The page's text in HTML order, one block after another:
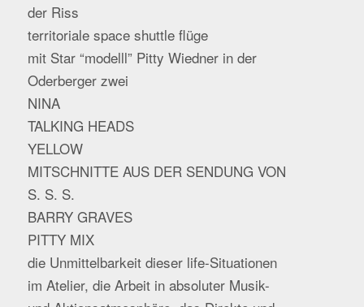
der Riss
territoriale space shuttle flüge
mit Star “modelll” Pitty Wiedner in der
Oderberger zwei
NINA
TALKING HEADS
YELLOW
MITSCHNITTE AUS DER SENDUNG VON
S. S. S.
BARRY GRAVES
PITTY MIX
die Unmittelbarkeit dieser life-Situationen
im Atelier, die Arbeit in absoluter Musik-